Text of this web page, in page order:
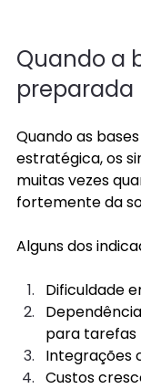
Quando a
preparada
Quando as
estratégica, os
muitas vezes
fortemente da
Alguns dos
Dificuldade
para tarefas
Integrações
Custos